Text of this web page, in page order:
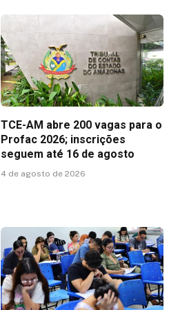
TCE-AM abre 200 vagas para o
Profac 2026; inscrições
seguem até 16 de agosto
4 de agosto de 2026